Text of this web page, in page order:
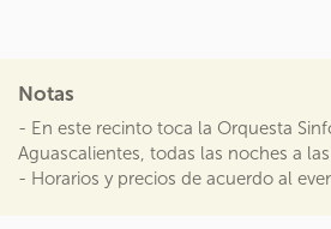
Notas
- En este recinto toca la Orquesta
Aguascalientes, todas las noches a
- Horarios y precios de acuerdo al